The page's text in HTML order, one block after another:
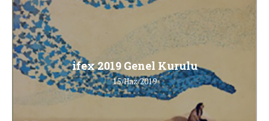
ifex 2019 Genel Kurulu
15/Haz/2019